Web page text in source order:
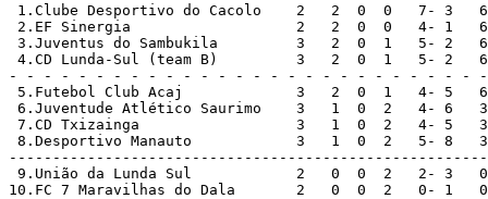
1.Clube Desportivo do Cacolo	 2   2  0  0   7- 3   6
2.EF Sinergia    		 2   2  0  0   4- 1   6
3.Juventus do Sambukila	 3   2  0  1   5- 2   6
4.CD Lunda-Sul (team B)	 3   2  0  1   5- 2   6
- - - - - - - - - - - - - - - - - - - - - - - - - - - -
5.Futebol Club Acaj		 3   2  0  1   4- 5   6
6.Juventude Atlético Saurimo	 3   1  0  2   4- 6   3
7.CD Txizainga			 3   1  0  2   4- 5   3
8.Desportivo Manauto		 3   1  0  2   5- 8   3
-------------------------------------------------------
9.União da Lunda Sul		 2   0  0  2   2- 3   0
10.FC 7 Maravilhas do Dala	 2   0  0  2   0- 1   0